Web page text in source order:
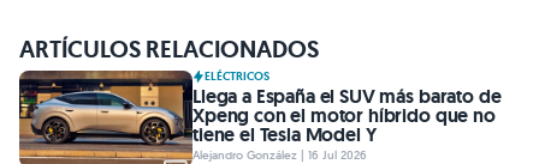
ARTÍCULOS RELACIONADOS
ELÉCTRICOS
Llega a España el SUV más barato de
Xpeng con el motor híbrido que no
tiene el Tesla Model Y
Alejandro González | 16 Jul 2026